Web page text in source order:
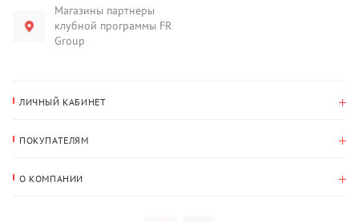
Магазины партнеры
клубной программы FR
Group
ЛИЧНЫЙ КАБИНЕТ
Адрес для доставки
ПОКУПАТЕЛЯМ
О КОМПАНИИ